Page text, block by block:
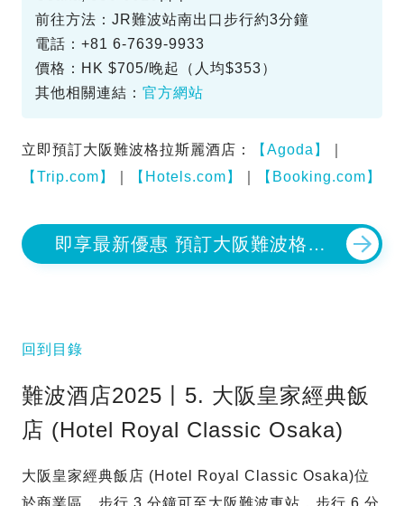
前往方法：JR難波站南出口步行約3分鐘
電話：+81 6-7639-9933
價格：HK $705/晚起（人均$353）
其他相關連結： 官方網站
立即預訂大阪難波格拉斯麗酒店： 【Agoda】
【Trip.com】
【Hotels.com】 【Booking.com】
即享最新優惠 預訂大阪難波格拉
斯麗酒店
回到目錄
難波酒店2025丨5. 大阪皇家經典飯
店 (Hotel Royal Classic Osaka)
大阪皇家經典飯店 (Hotel Royal Classic Osaka)位